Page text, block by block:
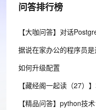
问答排行榜
据说在家办公的程序员是
如何升级配置
【精品问答】python技
国内短信简单易用，安全可靠，秒级触达，全球覆盖200+国家和地区。
应用身
供自动
Milvus
HappyHorse 打造一
漫剧工坊：一站式动
快速生产连贯的高质
高效部署网站，快速应
益加速